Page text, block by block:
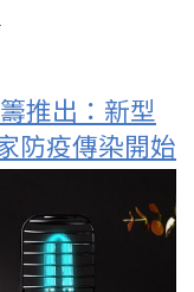
推出：新型
防疫傳染開始